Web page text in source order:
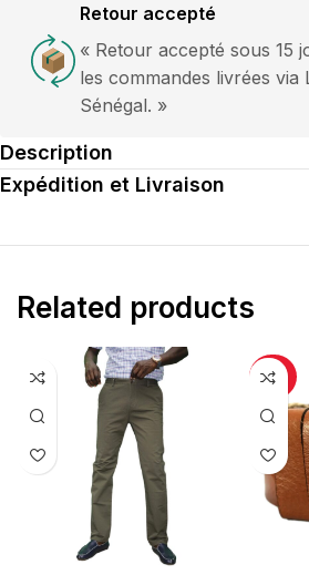
Retour accepté
« Retour accepté sous 15
les commandes livrées via
Sénégal. »
Description
Expédition et Livraison
Related products
-30%